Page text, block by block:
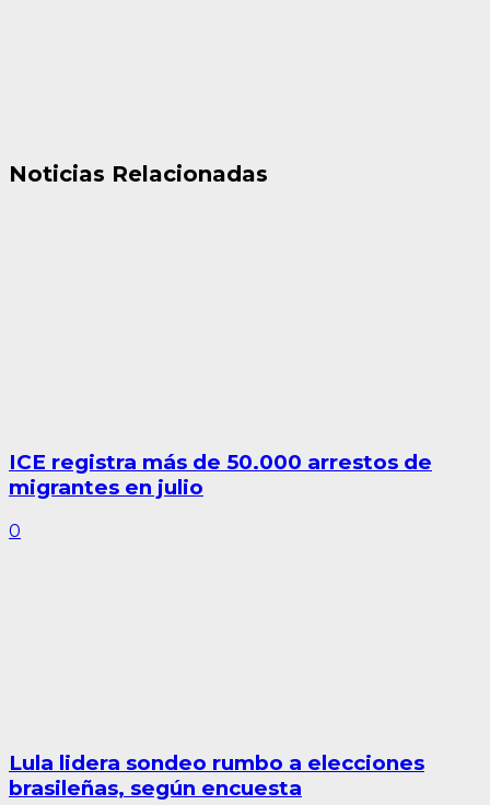
Noticias Relacionadas
ICE registra más de 50.000 arrestos de
migrantes en julio
0
Lula lidera sondeo rumbo a elecciones
brasileñas, según encuesta